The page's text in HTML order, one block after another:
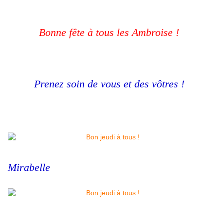
Bonne fête à tous les Ambroise !
Prenez soin de vous et des vôtres !
Mirabelle